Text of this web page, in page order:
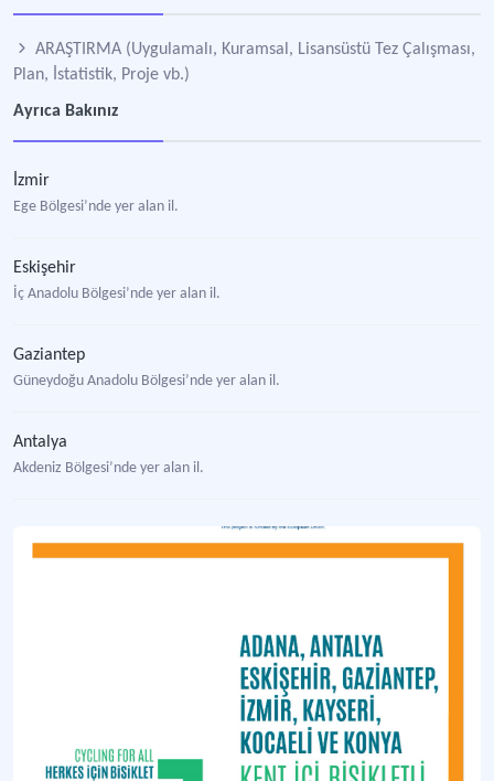
ARAŞTIRMA (Uygulamalı, Kuramsal, Lisansüstü Tez Çalışması,
Plan, İstatistik, Proje vb.)
Ayrıca Bakınız
İzmir
Ege Bölgesi’nde yer alan il.
Eskişehir
İç Anadolu Bölgesi’nde yer alan il.
Gaziantep
Güneydoğu Anadolu Bölgesi’nde yer alan il.
Antalya
Akdeniz Bölgesi’nde yer alan il.
İç Anadolu Bölgesi’nde yer alan il.
Bisiklet Dostu Konaklama Tesis Belgesi
Turizm işletmelerinin bisikletle seyahat eden turistlere yönelik hizmet